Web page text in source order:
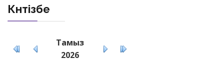
Күнтізбе
Тамыз
2026